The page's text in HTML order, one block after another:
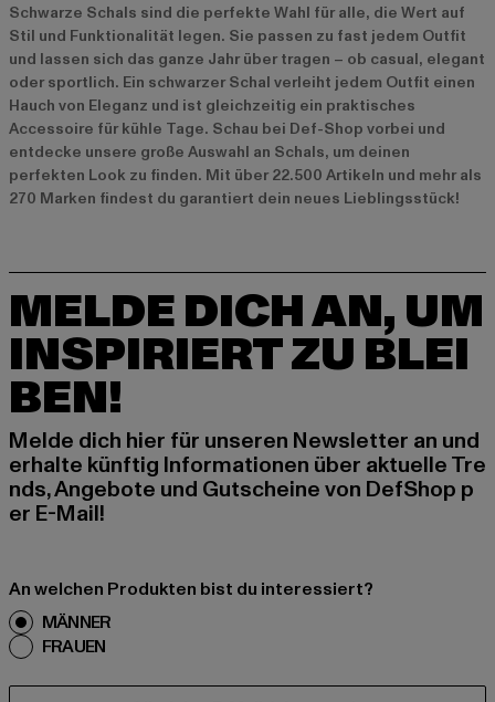
Schwarze Schals sind die perfekte Wahl für alle, die Wert auf
Stil und Funktionalität legen. Sie passen zu fast jedem Outfit
und lassen sich das ganze Jahr über tragen – ob casual, elegant
oder sportlich. Ein schwarzer Schal verleiht jedem Outfit einen
Hauch von Eleganz und ist gleichzeitig ein praktisches
Accessoire für kühle Tage. Schau bei Def-Shop vorbei und
entdecke unsere große Auswahl an Schals, um deinen
perfekten Look zu finden. Mit über 22.500 Artikeln und mehr als
270 Marken findest du garantiert dein neues Lieblingsstück!
MELDE DICH AN, UM
INSPIRIERT ZU BLEI
BEN!
Melde dich hier für unseren Newsletter an und
erhalte künftig Informationen über aktuelle Tre
nds, Angebote und Gutscheine von DefShop p
er E-Mail!
An welchen Produkten bist du interessiert?
MÄNNER
FRAUEN